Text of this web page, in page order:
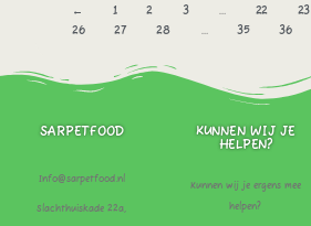
← 1 2 3 … 22 23
26
27 28 … 35 36
SARPETFOOD
Info@sarpetfood.nl
Slachthuiskade 22a,
KUNNEN WIJ JE
HELPEN?
Kunnen wij je ergens mee
helpen?